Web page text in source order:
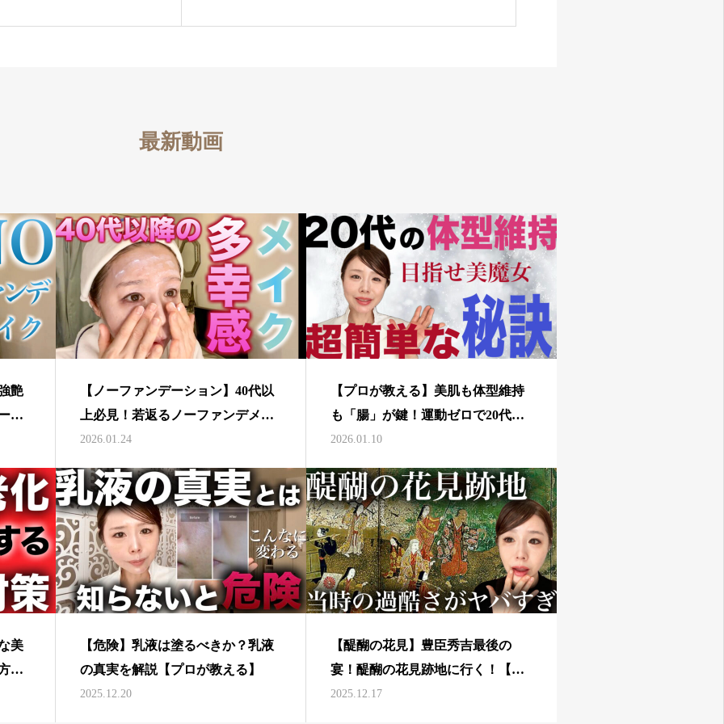
最新動画
艶
フ
【ノーファンデーション】40代以
上必見！若返るノーファンデメイ
クの正しい方法！【多幸感メイ
2026.01.24
【プロが教える】美肌も体型維持
も「腸」が鍵！運動ゼロで20代の
体重とウエストを維持する私の夕
2026.01.10
美
法
【危険】乳液は塗るべきか？乳液
の真実を解説【プロが教える】
2025.12.20
【醍醐の花見】豊臣秀吉最後の
宴！醍醐の花見跡地に行く！【醍
醐寺三宝院】
2025.12.17